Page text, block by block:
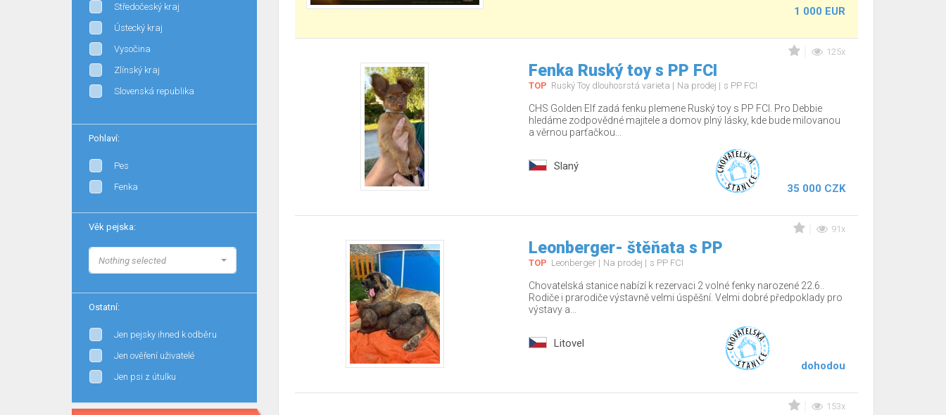
Středočeský kraj
Ústecký kraj
Vysočina
Zlínský kraj
Slovenská republika
Pohlaví:
Pes
Fenka
Věk pejska:
Nothing selected
Ostatní:
Jen pejsky ihned k odběru
Jen ověření uživatelé
Jen psi z útulku
1 000 EUR
125x
Fenka Ruský toy s PP FCI
TOP Ruský Toy dlouhosrstá varieta Na prodej s PP FCI
CHS Golden Elf zadá fenku plemene Ruský toy s PP FCI. Pro Debbie
hledáme zodpovědné majitele a domov plný lásky, kde bude milovanou
a věrnou parťačkou...
Slaný
35 000 CZK
91x
Leonberger- štěňata s PP
TOP Leonberger Na prodej s PP FCI
Chovatelská stanice nabízí k rezervaci 2 volné fenky narozené 22.6..
Rodiče i prarodiče výstavně velmi úspěšní. Velmi dobré předpoklady pro
výstavy a...
Litovel
dohodou
153x